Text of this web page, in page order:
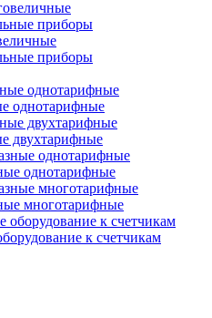
приборы
однотарифные
двухтарифные
однотарифные
многотарифные
к счетчикам